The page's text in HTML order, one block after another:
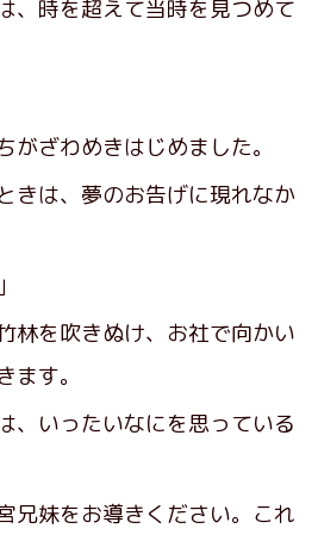
、時を超えて当時を見つめて
ざわめきはじめました。
きは、夢のお告げに現れなか
林を吹きぬけ、お社で向かい
す。
、いったいなにを思っている
兄妹をお導きください。これ